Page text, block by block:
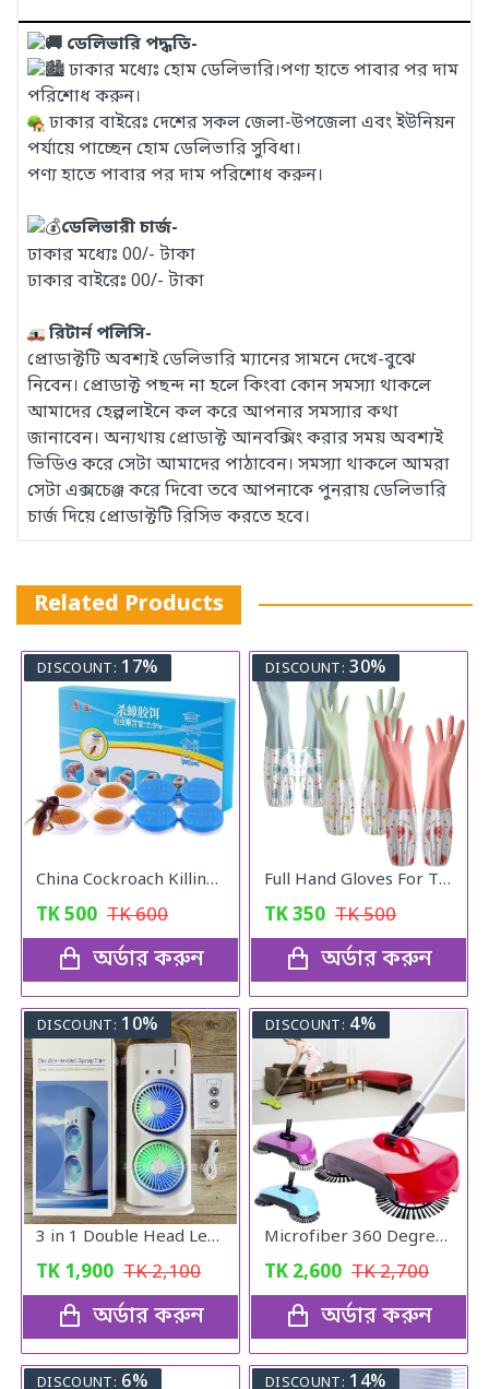
ডেলিভারি পদ্ধতি-
ঢাকার মধ্যেঃ হোম ডেলিভারি।পণ্য হাতে পাবার পর দাম
পরিশোধ করুন।
ঢাকার বাইরেঃ দেশের সকল জেলা-উপজেলা এবং ইউনিয়ন
পর্যায়ে পাচ্ছেন হোম ডেলিভারি সুবিধা।
পণ্য হাতে পাবার পর দাম পরিশোধ করুন।
ডেলিভারী চার্জ-
ঢাকার মধ্যেঃ 00/- টাকা
ঢাকার বাইরেঃ 00/- টাকা
রিটার্ন পলিসি-
প্রোডাক্টটি অবশ্যই ডেলিভারি ম্যানের সামনে দেখে-বুঝে
নিবেন। প্রোডাক্ট পছন্দ না হলে কিংবা কোন সমস্যা থাকলে
আমাদের হেল্পলাইনে কল করে আপনার সমস্যার কথা
জানাবেন। অন্যথায় প্রোডাক্ট আনবক্সিং করার সময় অবশ্যই
ভিডিও করে সেটা আমাদের পাঠাবেন। সমস্যা থাকলে আমরা
সেটা এক্সচেঞ্জ করে দিবো তবে আপনাকে পুনরায় ডেলিভারি
চার্জ দিয়ে প্রোডাক্টটি রিসিভ করতে হবে।
Related Products
DISCOUNT: 17%
China Cockroach Killing Catch
TK500 TK600
অর্ডার করুন
DISCOUNT: 30%
Full Hand Gloves For The Kitchen
TK350 TK500
অর্ডার করুন
DISCOUNT: 10%
3 in 1 Double Head Led Light Water Spray Portable Ice Mist Cooling Fan
TK 1,900 TK2,100
অর্ডার করুন
DISCOUNT: 4%
Microfiber 360 Degree Regular Rotary/Spin Mop Floor Cleaning Mop
TK 2,600 TK2,700
অর্ডার করুন
DISCOUNT: 6% DISCOUNT: 14%